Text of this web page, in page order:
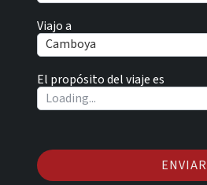
Viajo a
Camboya
El propósito del viaje es
ENVIAR